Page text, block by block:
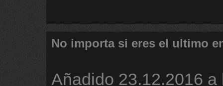
No importa si eres el ultimo
Añadido 23.12.2016 a